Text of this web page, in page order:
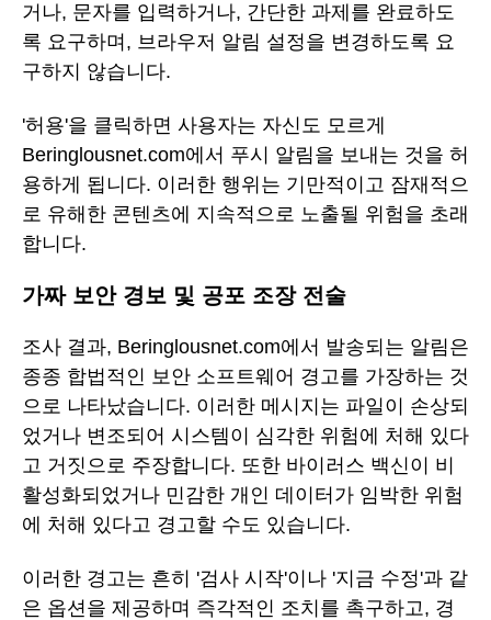
거나, 문자를 입력하거나, 간단한 과제를 완료하도
록 요구하며, 브라우저 알림 설정을 변경하도록 요
구하지 않습니다.
'허용'을 클릭하면 사용자는 자신도 모르게
Beringlousnet.com에서 푸시 알림을 보내는 것을 허
용하게 됩니다. 이러한 행위는 기만적이고 잠재적으
로 유해한 콘텐츠에 지속적으로 노출될 위험을 초래
합니다.
가짜 보안 경보 및 공포 조장 전술
조사 결과, Beringlousnet.com에서 발송되는 알림은
종종 합법적인 보안 소프트웨어 경고를 가장하는 것
으로 나타났습니다. 이러한 메시지는 파일이 손상되
었거나 변조되어 시스템이 심각한 위험에 처해 있다
고 거짓으로 주장합니다. 또한 바이러스 백신이 비
활성화되었거나 민감한 개인 데이터가 임박한 위험
에 처해 있다고 경고할 수도 있습니다.
이러한 경고는 흔히 '검사 시작'이나 '지금 수정'과 같
은 옵션을 제공하며 즉각적인 조치를 촉구하고, 경